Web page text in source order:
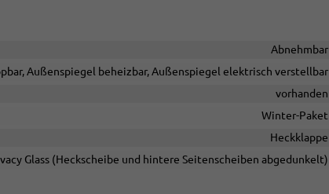
Abnehmbar
Außenspiegel beheizbar, Außenspiegel elektrisch verstellbar
vorhanden
Winter-Paket
Heckklappe
Glass (Heckscheibe und hintere Seitenscheiben abgedunkelt)